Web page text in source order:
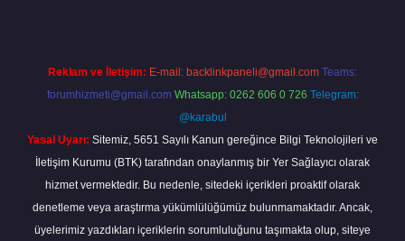
Reklam ve İletişim: E-mail: backlinkpaneli@gmail.com Teams:
forumhizmeti@gmail.com Whatsapp: 0262 606 0 726 Telegram:
@karabul
Yasal Uyarı: Sitemiz, 5651 Sayılı Kanun gereğince Bilgi Teknolojileri ve
İletişim Kurumu (BTK) tarafından onaylanmış bir Yer Sağlayıcı olarak
hizmet vermektedir. Bu nedenle, sitedeki içerikleri proaktif olarak
denetleme veya araştırma yükümlülüğümüz bulunmamaktadır. Ancak,
üyelerimiz yazdıkları içeriklerin sorumluluğunu taşımakta olup, siteye